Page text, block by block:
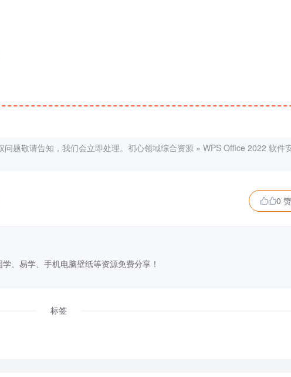
题敬请告知，我们会立即处理。 初心领域综合资源 » WPS Office 2022 软件
0 赞
、易学、手机电脑壁纸等资源免费分享！
标签